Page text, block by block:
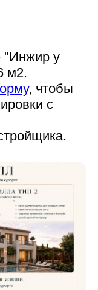
"Инжир у
м2.
, чтобы
с